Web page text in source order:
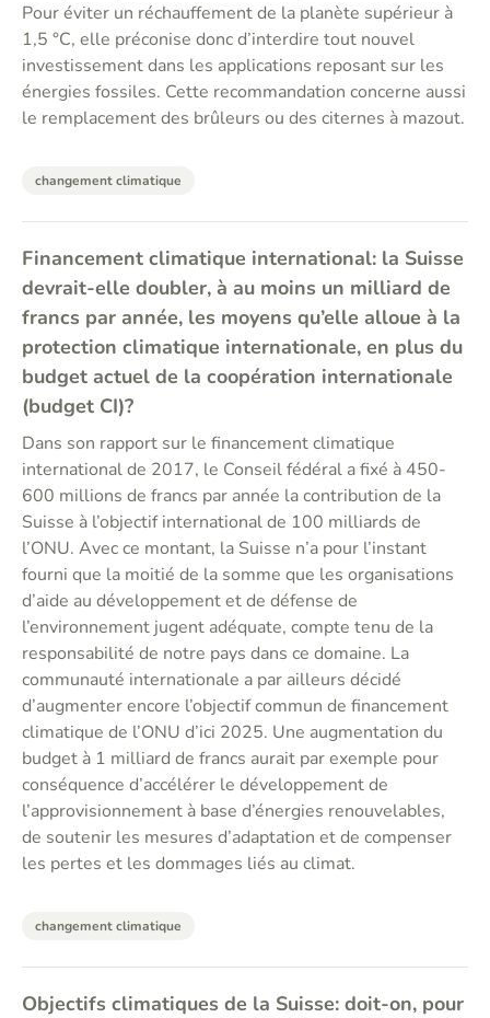
Pour éviter un réchauffement de la planète supérieur à
1,5 °C, elle préconise donc d’interdire tout nouvel
investissement dans les applications reposant sur les
énergies fossiles. Cette recommandation concerne aussi
le remplacement des brûleurs ou des citernes à mazout.
changement climatique
Financement climatique international: la Suisse
devrait-elle doubler, à au moins un milliard de
francs par année, les moyens qu’elle alloue à la
protection climatique internationale, en plus du
budget actuel de la coopération internationale
(budget CI)?
Dans son rapport sur le financement climatique
international de 2017, le Conseil fédéral a fixé à 450-
600 millions de francs par année la contribution de la
Suisse à l’objectif international de 100 milliards de
l’ONU. Avec ce montant, la Suisse n’a pour l’instant
fourni que la moitié de la somme que les organisations
d’aide au développement et de défense de
l’environnement jugent adéquate, compte tenu de la
responsabilité de notre pays dans ce domaine. La
communauté internationale a par ailleurs décidé
d’augmenter encore l’objectif commun de financement
climatique de l’ONU d’ici 2025. Une augmentation du
budget à 1 milliard de francs aurait par exemple pour
conséquence d’accélérer le développement de
l’approvisionnement à base d’énergies renouvelables,
de soutenir les mesures d’adaptation et de compenser
les pertes et les dommages liés au climat.
changement climatique
Objectifs climatiques de la Suisse: doit-on, pour